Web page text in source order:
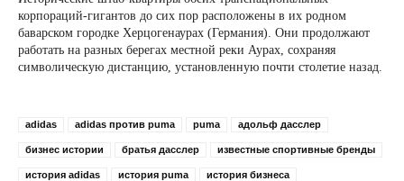
корпораций-гигантов до сих пор расположены в их родном
баварском городке Херцогенаурах (Германия). Они продолжают
работать на разных берегах местной реки Аурах, сохраняя
символическую дистанцию, установленную почти столетие назад.
adidas adidas против puma puma адольф дасслер
бизнес истории братья дасслер известные спортивные бренды
история adidas история puma история бизнеса